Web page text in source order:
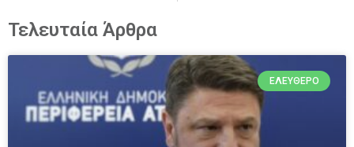
Τελευταία Άρθρα
ΕΛΕΎΘΕΡΟ